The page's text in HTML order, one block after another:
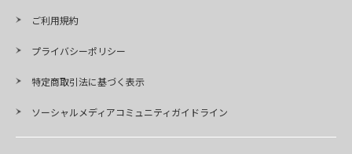
ご利用規約
プライバシーポリシー
特定商取引法に基づく表示
ソーシャルメディアコミュニティガイドライン